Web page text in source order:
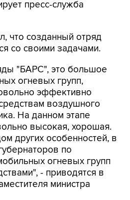
пресс-служба
что созданный отряд
со своими задачами.
"БАРС", это большое
огневых групп,
эффективно
воздушного
На данном этапе
высокая, хорошая.
других особенностей, в
по
огневых групп
- приводятся в
министра